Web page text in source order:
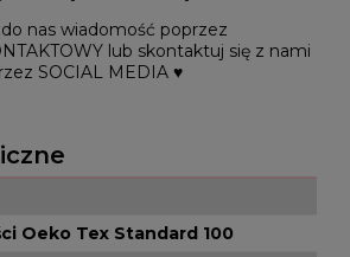
nas wiadomość poprzez
lub skontaktuj się z nami
SOCIAL MEDIA ♥
Oeko Tex Standard 100